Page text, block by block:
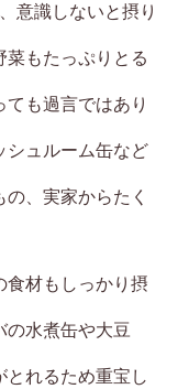
意識しないと摂り
菜もたっぷりとる
も過言ではあり
シュルーム缶など
、実家からたく
食材もしっかり摂
の水煮缶や大豆
とれるため重宝し